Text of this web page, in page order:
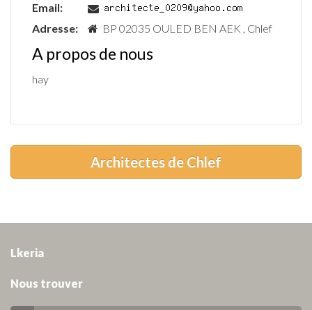
Email:
Adresse:
BP 02035 OULED BEN AEK , Chlef
A propos de nous
hay
Architectes de Chlef
Lkeria
Nous trouver